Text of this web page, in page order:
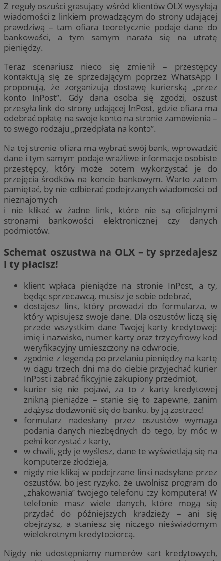
Z reguły oszuści grasujący wśród klientów OLX wysyłają
wiadomości z linkiem prowadzącym do strony udającej
prawdziwą – tam ofiara teoretycznie podaje dane do
bankowości, a tym samym naraża się na utratę
pieniędzy.
Teraz scenariusz nieco się zmienił – przestępcy
kontaktują się ze sprzedającym poprzez WhatsApp i
proponują, że zorganizują dostawę kurierską „przez
konto InPost”. Gdy dana osoba się zgodzi, oszust
przesyła link do strony udającej InPost, gdzie ofiara ma
odebrać opłatę na swoje konto na stronie zamówienia –
to swego rodzaju „przedpłata na konto”.
Na tej stronie ofiara ma wybrać swój bank, wprowadzić
dane i tym samym podaje wrażliwe informacje osobiste
przestępcy, który może potem wykorzystać je do
przejęcia środków na koncie bankowym. Warto zatem
pamiętać, by nie odbierać podejrzanych wiadomości od
nieznajomych
i nie klikać w żadne linki, które nie są oficjalnymi
stronami bankowości elektronicznej czy danych
podmiotów.
Schemat oszustwa na OLX – ty sprzedajesz
i ty płacisz!
klient wpłaca pieniądze na stronie InPost, a ty,
będąc sprzedawcą, musisz je sobie odebrać,
dostajesz link, który prowadzi do formularza, w
który wpisujesz swoje dane. Dla oszustów liczą się
przede wszystkim dane Twojej karty kredytowej:
imię i nazwisko, numer karty oraz trzycyfrowy kod
weryfikacyjny umieszczony na odwrocie,
zgodnie z legendą po przelaniu pieniędzy na kartę
w ciągu trzech dni ma do ciebie przyjechać kurier
InPost i zabrać fikcyjnie zakupiony przedmiot,
kurier się nie pojawi, za to z karty kredytowej
znikną pieniądze – stanie się to zapewne, zanim
zdążysz dodzwonić się do banku, by ją zastrzec!
formularz nadesłany przez oszustów wymaga
podania danych niezbędnych do tego, by móc w
pełni korzystać z karty,
w chwili, gdy je wyślesz, dane te wyświetlają się na
komputerze złodzieja,
nigdy nie klikaj w podejrzane linki nadsyłane przez
oszustów, bo jest ryzyko, że uwolnisz program do
„zhakowania” twojego telefonu czy komputera! W
telefonie masz wiele danych, które mogą się
przydać do późniejszych kradzieży – ani się
obejrzysz, a staniesz się niczego nieświadomym
wielokrotnym kredytobiorcą.
Nigdy nie udostępniamy numerów kart kredytowych,